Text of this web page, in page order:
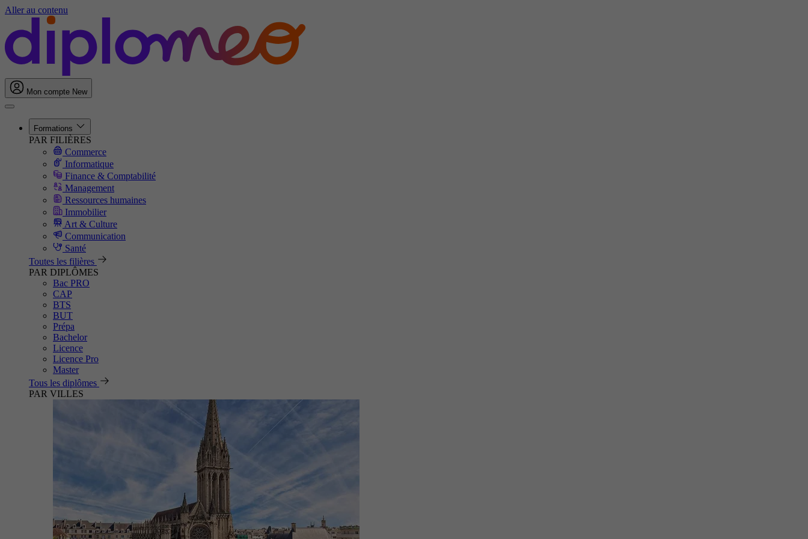
Aller au contenu
Mon compte New
Formations
PAR FILIÈRES
Commerce
Informatique
Finance & Comptabilité
Management
Ressources humaines
Immobilier
Art & Culture
Communication
Santé
Toutes les filières
PAR DIPLÔMES
Bac PRO
CAP
BTS
BUT
Prépa
Bachelor
Licence
Licence Pro
Master
Tous les diplômes
PAR VILLES